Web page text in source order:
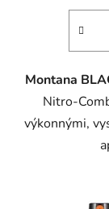
Montana
Nitro-
výkonnými,